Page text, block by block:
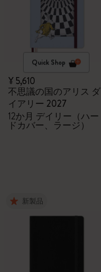
Quick Shop
¥ 5,610
不思議の国のアリス ダ
イアリー 2027
12か月 デイリー（ハー
ドカバー、ラージ）
新製品